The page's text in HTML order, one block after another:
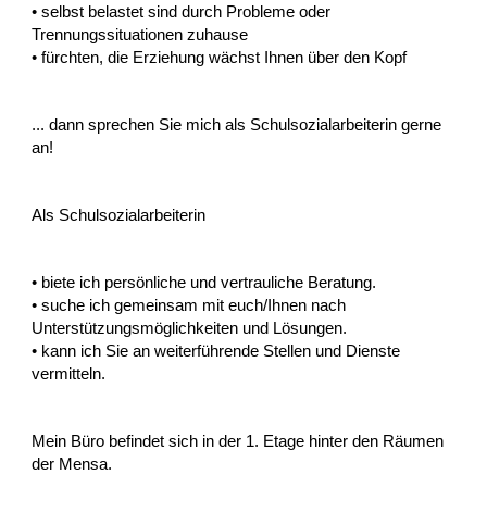
• selbst belastet sind durch Probleme oder
Trennungssituationen zuhause
• fürchten, die Erziehung wächst Ihnen über den Kopf
... dann sprechen Sie mich als Schulsozialarbeiterin gerne
an!
Als Schulsozialarbeiterin
• biete ich persönliche und vertrauliche Beratung.
• suche ich gemeinsam mit euch/Ihnen nach
Unterstützungsmöglichkeiten und Lösungen.
• kann ich Sie an weiterführende Stellen und Dienste
vermitteln.
Mein Büro befindet sich in der 1. Etage hinter den Räumen
der Mensa.